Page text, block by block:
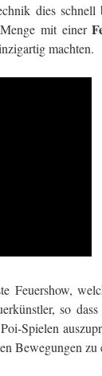
dies schnell
mit einer
machten.
Feuershow,
so
Spielen
Bewegungen zu